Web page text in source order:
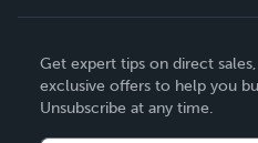
Deutsch
Français
Get expert tips on direct
exclusive offers to help you
Unsubscribe at any time.